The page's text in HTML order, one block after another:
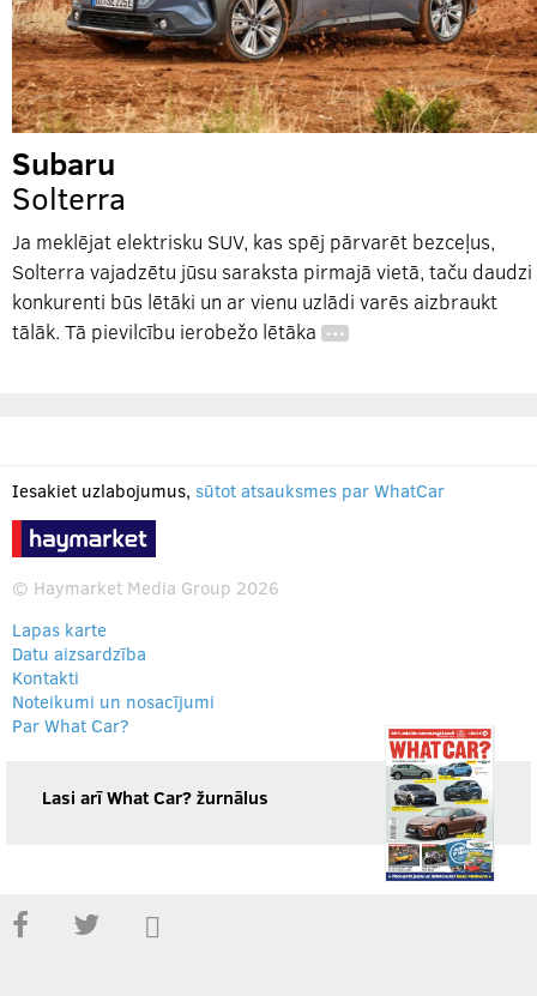
Subaru
Solterra
Ja meklējat elektrisku SUV, kas spēj pārvarēt bezceļus,
Solterra vajadzētu jūsu saraksta pirmajā vietā, taču daudzi
konkurenti būs lētāki un ar vienu uzlādi varēs aizbraukt
tālāk. Tā pievilcību ierobežo lētāka …
Iesakiet uzlabojumus, sūtot atsauksmes par WhatCar
© Haymarket Media Group 2026
Lapas karte
Datu aizsardzība
Kontakti
Noteikumi un nosacījumi
Par What Car?
Lasi arī What Car? žurnālus